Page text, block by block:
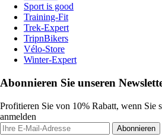
Sport is good
Training-Fit
Trek-Expert
TripnBikers
Vélo-Store
Winter-Expert
Abonnieren Sie unseren
Profitieren Sie von 10% Rabatt, wenn Sie
anmelden
Abonnieren